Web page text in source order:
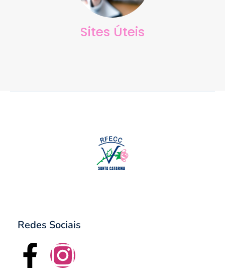
Sites Úteis
Redes Sociais